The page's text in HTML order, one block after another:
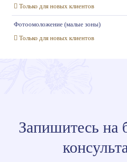
Только для новых клиентов
Фотоомоложение (малые зоны)
Только для новых клиентов
Запишитесь на